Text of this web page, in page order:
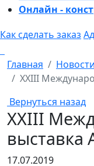
Онлайн -
Как сделать заказ
Главная
Новости
XXIII
Вернуться назад
XXIII
выставка
17.07.2019